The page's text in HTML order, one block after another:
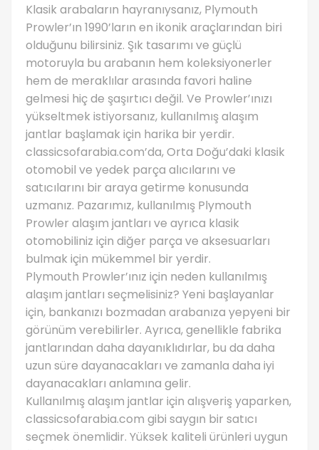
Klasik arabaların hayranıysanız, Plymouth
Prowler’ın 1990’ların en ikonik araçlarından biri
olduğunu bilirsiniz. Şık tasarımı ve güçlü
motoruyla bu arabanın hem koleksiyonerler
hem de meraklılar arasında favori haline
gelmesi hiç de şaşırtıcı değil. Ve Prowler’ınızı
yükseltmek istiyorsanız, kullanılmış alaşım
jantlar başlamak için harika bir yerdir.
classicsofarabia.com’da, Orta Doğu’daki klasik
otomobil ve yedek parça alıcılarını ve
satıcılarını bir araya getirme konusunda
uzmanız. Pazarımız, kullanılmış Plymouth
Prowler alaşım jantları ve ayrıca klasik
otomobiliniz için diğer parça ve aksesuarları
bulmak için mükemmel bir yerdir.
Plymouth Prowler’ınız için neden kullanılmış
alaşım jantları seçmelisiniz? Yeni başlayanlar
için, bankanızı bozmadan arabanıza yepyeni bir
görünüm verebilirler. Ayrıca, genellikle fabrika
jantlarından daha dayanıklıdırlar, bu da daha
uzun süre dayanacakları ve zamanla daha iyi
dayanacakları anlamına gelir.
Kullanılmış alaşım jantlar için alışveriş yaparken,
classicsofarabia.com gibi saygın bir satıcı
seçmek önemlidir. Yüksek kaliteli ürünleri uygun